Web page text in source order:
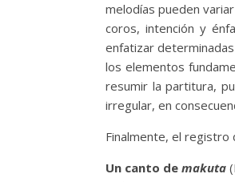
melodías pueden
coros, intención y
enfatizar
los elementos
resumir la partitura,
irregular, en
Finalmente, el registro
Un canto demakuta